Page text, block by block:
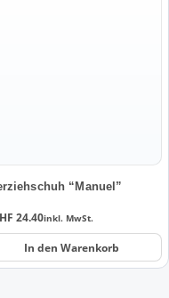
“Manuel”
24.40inkl. MwSt.
In den Warenkorb